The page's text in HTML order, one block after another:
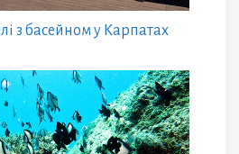
з басейном у Карпатах